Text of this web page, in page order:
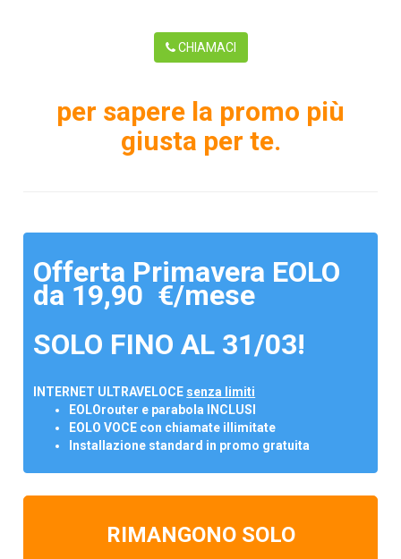
CHIAMACI
per sapere la promo più
giusta per te.
Offerta Primavera EOLO
da 19,90 €/mese
SOLO FINO AL 31/03!
INTERNET ULTRAVELOCE senza limiti
EOLOrouter e parabola INCLUSI
EOLO VOCE con chiamate illimitate
Installazione standard in promo gratuita
RIMANGONO SOLO